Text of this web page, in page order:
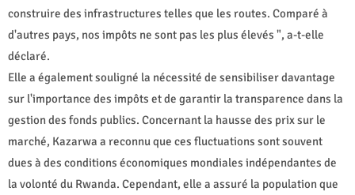
construire des infrastructures telles que les routes. Comparé à
d'autres pays, nos impôts ne sont pas les plus élevés ", a-t-elle
déclaré.
Elle a également souligné la nécessité de sensibiliser davantage
sur l'importance des impôts et de garantir la transparence dans la
gestion des fonds publics. Concernant la hausse des prix sur le
marché, Kazarwa a reconnu que ces fluctuations sont souvent
dues à des conditions économiques mondiales indépendantes de
la volonté du Rwanda. Cependant, elle a assuré la population que